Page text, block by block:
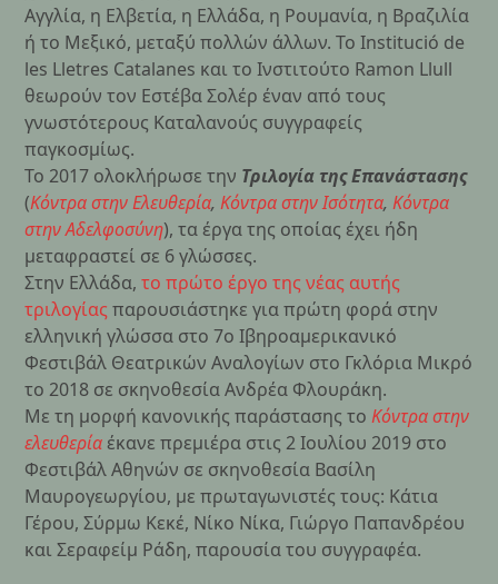
Αγγλία, η Ελβετία, η Ελλάδα, η Ρουμανία, η Βραζιλία
ή το Μεξικό, μεταξύ πολλών άλλων. Το Institució de
les Lletres Catalanes και το Ινστιτούτο Ramon Llull
θεωρούν τον Εστέβα Σολέρ έναν από τους
γνωστότερους Καταλανούς συγγραφείς
παγκοσμίως.
Το 2017 ολοκλήρωσε την Τριλογία της Επανάστασης
(Κόντρα στην Ελευθερία,Κόντρα στην Ισότητα,Κόντρα
στην Αδελφοσύνη), τα έργα της οποίας έχει ήδη
μεταφραστεί σε 6 γλώσσες.
Στην Ελλάδα,το πρώτο έργο της νέας αυτής
τριλογίας παρουσιάστηκε για πρώτη φορά στην
ελληνική γλώσσα στο 7ο Ιβηροαμερικανικό
Φεστιβάλ Θεατρικών Αναλογίων στο Γκλόρια Μικρό
το 2018 σε σκηνοθεσία Ανδρέα Φλουράκη.
Με τη μορφή κανονικής παράστασης τοΚόντρα στην
ελευθερίαέκανε πρεμιέρα στις 2 Ιουλίου 2019 στο
Φεστιβάλ Αθηνών σε σκηνοθεσία Βασίλη
Μαυρογεωργίου, με πρωταγωνιστές τους: Κάτια
Γέρου, Σύρμω Κεκέ, Νίκο Νίκα, Γιώργο Παπανδρέου
και Σεραφείμ Ράδη, παρουσία του συγγραφέα.